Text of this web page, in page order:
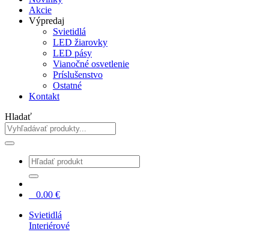
Akcie
Výpredaj
Svietidlá
LED žiarovky
LED pásy
Vianočné osvetlenie
Príslušenstvo
Ostatné
Kontakt
Hladať
0.00 €
Svietidlá
Interiérové